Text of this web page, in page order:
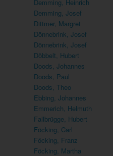
Demming, Heinrich
Demming, Josef
Dittmer, Margret
Dönnebrink, Josef
Dönnebrink, Josef
Döbbelt, Hubert
Doods, Johannes
Doods, Paul
Doods, Theo
Ebbing, Johannes
Emmerich, Helmuth
Fallbrügge, Hubert
Föcking, Carl
Föcking, Franz
Föcking, Martha